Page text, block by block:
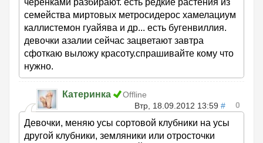
семейства миртовых метросидерос хамелациум
каллистемон гуайява и др... есть бугенвиллия.
девочки азалии сейчас зацветают завтра
сфоткаю выложу красоту.спрашивайте кому что
нужно.
Катеринка
Offline
Втр, 18.09.2012 13:59 # 0
Девочки, меняю усы сортовой клубники на усы
другой клубники, земляники или отросточки